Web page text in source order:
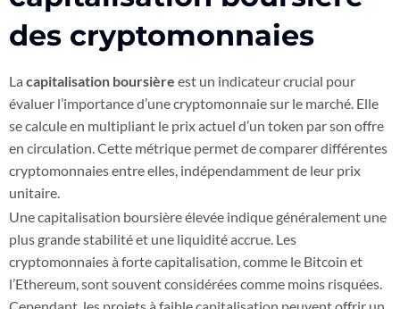
des cryptomonnaies
La capitalisation boursière est un indicateur crucial pour
évaluer l’importance d’une cryptomonnaie sur le marché. Elle
se calcule en multipliant le prix actuel d’un token par son offre
en circulation. Cette métrique permet de comparer différentes
cryptomonnaies entre elles, indépendamment de leur prix
unitaire.
Une capitalisation boursière élevée indique généralement une
plus grande stabilité et une liquidité accrue. Les
cryptomonnaies à forte capitalisation, comme le Bitcoin et
l’Ethereum, sont souvent considérées comme moins risquées.